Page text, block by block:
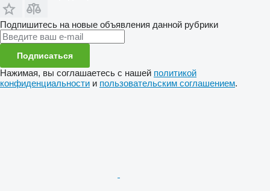
Подпишитесь на новые объявления данной рубрики
Подписаться
Нажимая, вы соглашаетесь с нашей политикой
конфиденциальности и пользовательским соглашением.